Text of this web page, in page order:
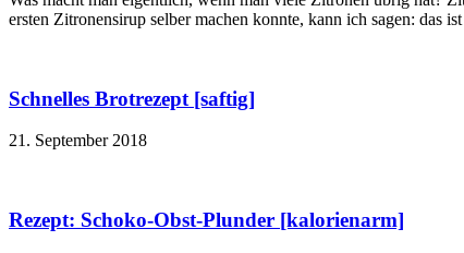
ersten Zitronensirup selber machen konnte, kann ich sagen: das
Schnelles Brotrezept [saftig]
21. September 2018
Rezept: Schoko-Obst-Plunder [kalorienarm]